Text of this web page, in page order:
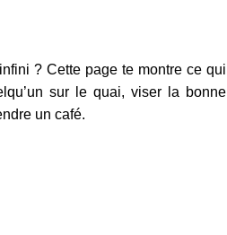
? Cette page te montre ce qui
sur le quai, viser la bonne
un café.